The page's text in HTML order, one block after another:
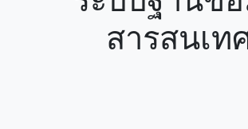
ระบบฐานข้
สารสนเท